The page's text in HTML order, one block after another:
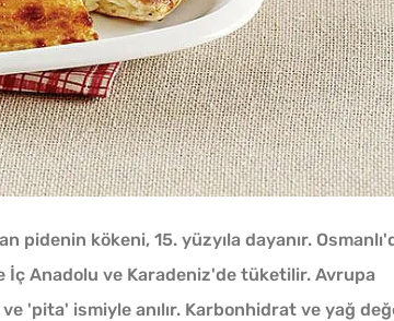
pidenin kökeni, 15. yüzyıla dayanır.
Anadolu ve Karadeniz'de tüketilir. Avrupa
'pita' ismiyle anılır. Karbonhidrat ve yağ